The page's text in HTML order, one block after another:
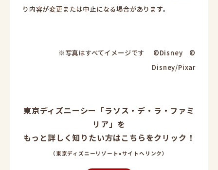
り内容が変更または中止になる場合があります。
※写真はすべてイメージです ©Disney ©
Disney/Pixar
東京ディズニーシー「ラソス・デ・ラ・ファミ
リア」を
もっと詳しく知りたい方はこちらをクリック！
（東京ディズニーリゾート®サイトへリンク）